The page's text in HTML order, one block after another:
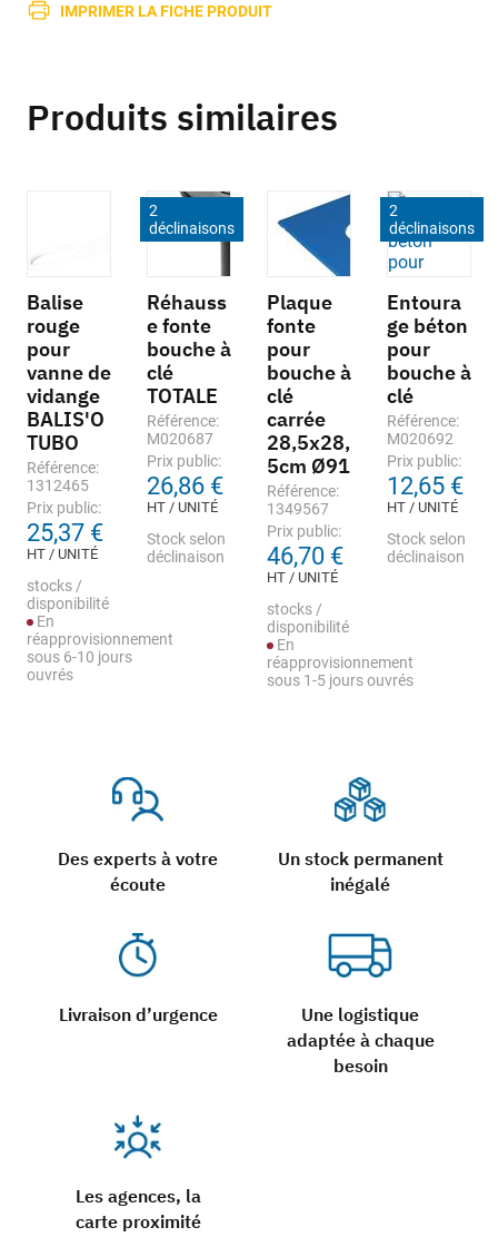
IMPRIMER LA FICHE PRODUIT
Des experts à votre
écoute
Un stock permanent
inégalé
Livraison d’urgence
Une logistique
adaptée à chaque
besoin
Les agences, la
carte proximité
Produits similaires
Balise
rouge
pour
vanne de
vidange
BALIS'O
TUBO
Référence:
1312465
Prix public:
25,37 €
HT / UNITÉ
stocks /
disponibilité
En
réapprovisionnement
sous 6-10 jours
ouvrés
2
déclinaisons
Réhauss
e fonte
bouche à
clé
TOTALE
Référence:
M020687
Prix public:
26,86 €
HT / UNITÉ
Stock selon
déclinaison
Plaque
fonte
pour
bouche à
clé
carrée
28,5x28,
5cm Ø91
Référence:
1349567
Prix public:
46,70 €
HT / UNITÉ
stocks /
disponibilité
En
réapprovisionnement
sous 1-5 jours ouvrés
2
déclinaisons
Entoura
ge béton
pour
bouche à
clé
Référence:
M020692
Prix public:
12,65 €
HT / UNITÉ
Stock selon
déclinaison